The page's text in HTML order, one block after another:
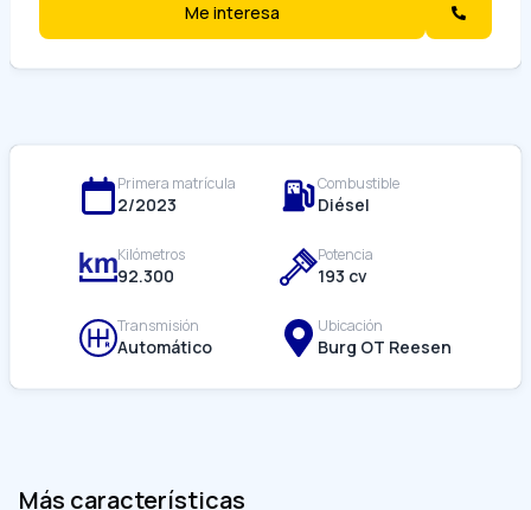
Me interesa
Primera matrícula
2/2023
Combustible
Diésel
Kilómetros
92.300
Potencia
193 cv
Transmisión
Automático
Ubicación
Burg OT Reesen
Más características